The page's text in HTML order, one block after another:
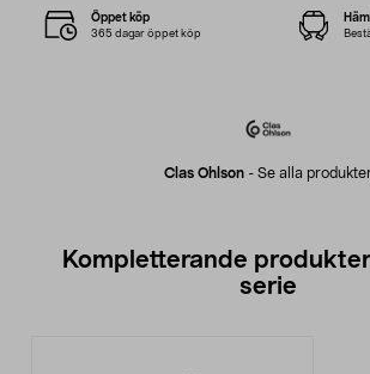
Clas Ohlson - Se alla
Öppet köp
365 dagar öppet köp
Kompletterande
serie